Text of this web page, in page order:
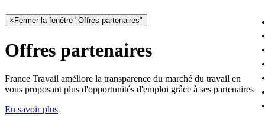
× Fermer la fenêtre "Offres partenaires"
Offres partenaires
France Travail améliore la transparence du marché du travail en
vous proposant plus d'opportunités d'emploi grâce à ses partenaires
En savoir plus